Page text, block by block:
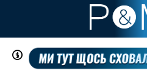
Перейти
до